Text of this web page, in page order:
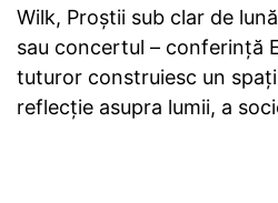
Wilk, Proștii sub clar de
sau concertul – conferință
tuturor construiesc un
reflecție asupra lumii, a